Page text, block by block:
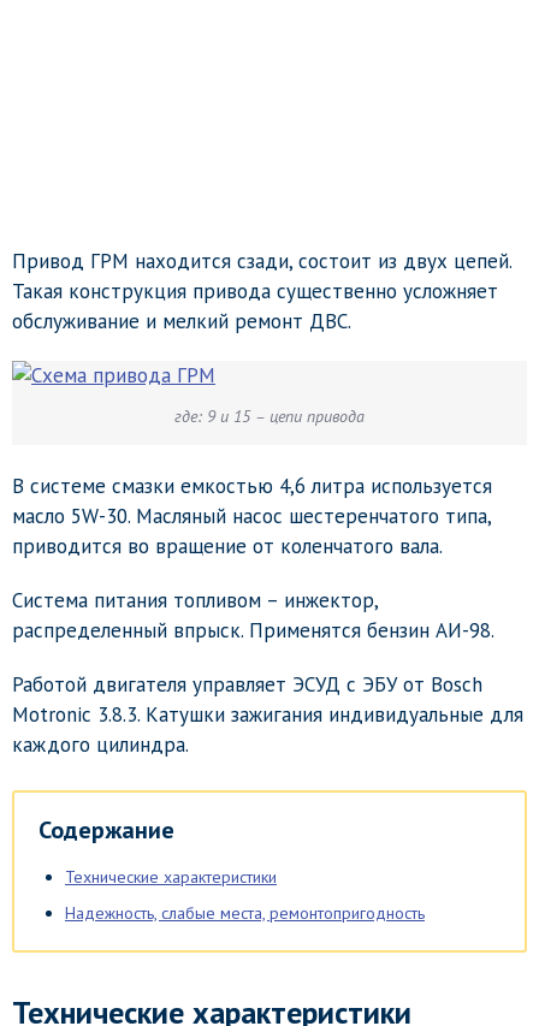
Привод ГРМ находится сзади, состоит из двух цепей.
Такая конструкция привода существенно усложняет
обслуживание и мелкий ремонт ДВС.
где: 9 и 15 – цепи привода
В системе смазки емкостью 4,6 литра используется
масло 5W-30. Масляный насос шестеренчатого типа,
приводится во вращение от коленчатого вала.
Система питания топливом – инжектор,
распределенный впрыск. Применятся бензин АИ-98.
Работой двигателя управляет ЭСУД с ЭБУ от Bosch
Motronic 3.8.3. Катушки зажигания индивидуальные для
каждого цилиндра.
Содержание
Технические характеристики
Надежность, слабые места, ремонтопригодность
Технические характеристики